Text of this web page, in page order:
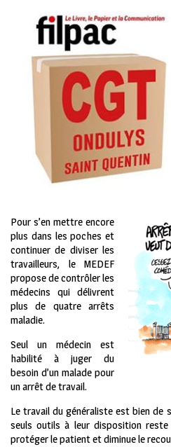
Pour s’en mettre encore
plus dans les poches et
continuer de diviser les
travailleurs, le MEDEF
propose de contrôler les
médecins qui délivrent
plus de quatre arrêts
maladie.
Seul un médecin est
habilité à juger du
besoin d’un malade pour
un arrêt de travail.
Le travail du généraliste est bien de
seuls outils à leur disposition reste
protéger le patient et diminue le